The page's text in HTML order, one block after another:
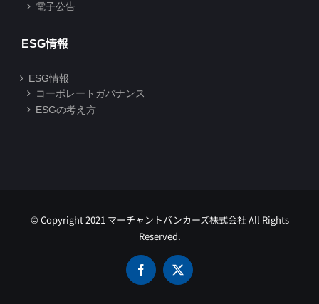
電子公告
ESG情報
ESG情報
コーポレートガバナンス
ESGの考え方
© Copyright 2021 マーチャントバンカーズ株式会社 All Rights
Reserved.
Facebook
X